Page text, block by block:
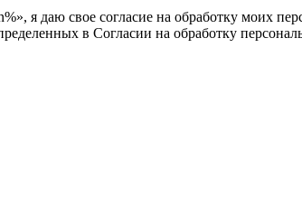
я даю свое согласие на обработку моих
в Согласии на обработку